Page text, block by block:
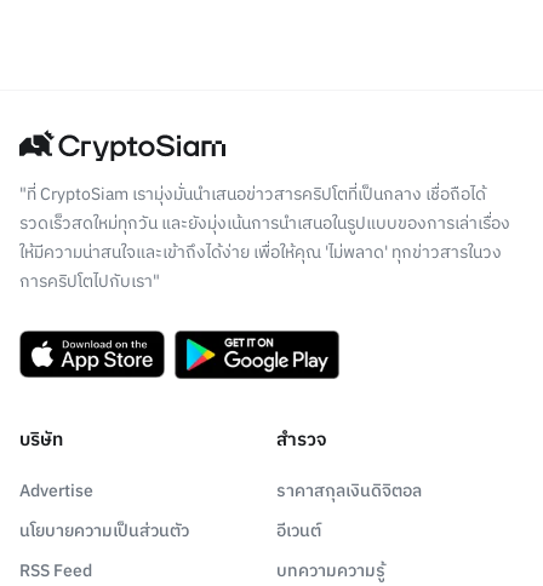
"ที่ CryptoSiam เรามุ่งมั่นนำเสนอข่าวสารคริปโตที่เป็นกลาง เชื่อถือได้
รวดเร็วสดใหม่ทุกวัน และยังมุ่งเน้นการนำเสนอในรูปแบบของการเล่าเรื่อง
ให้มีความน่าสนใจและเข้าถึงได้ง่าย เพื่อให้คุณ 'ไม่พลาด' ทุกข่าวสารในวง
การคริปโตไปกับเรา"
บริษัท
Advertise
นโยบายความเป็นส่วนตัว
RSS Feed
สำรวจ
ราคาสกุลเงินดิจิตอล
อีเวนต์
บทความความรู้